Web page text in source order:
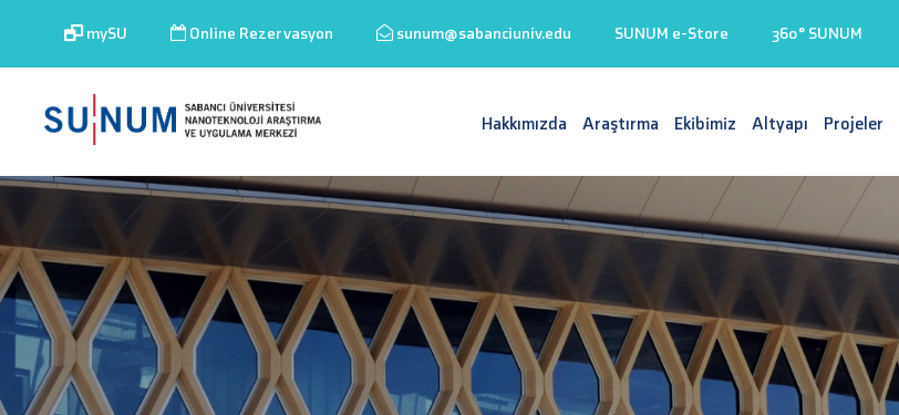
mySU Online Rezervasyon sunum@sabanciuniv.edu SUNUM e-Store 360° SUNUM
Hakkımızda Araştırma Ekibimiz Altyapı Projeler